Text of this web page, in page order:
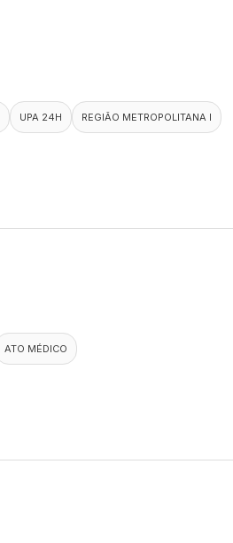
UPA 24H REGIÃO METROPOLITANA I
ATO MÉDICO